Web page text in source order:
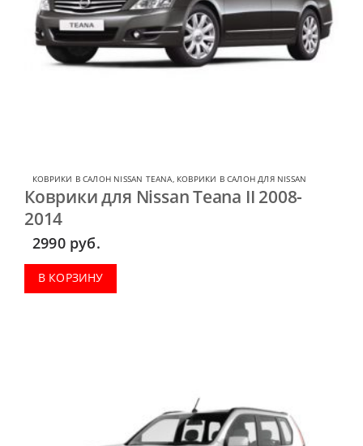
КОВРИКИ В САЛОН NISSAN TEANA КОВРИКИ В САЛОН ДЛЯ NISSAN
Коврики для Nissan Teana II 2008-
2014
2990 руб.
В КОРЗИНУ